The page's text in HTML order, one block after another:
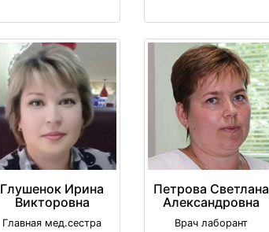
Глушенок Ирина
Викторовна
Главная мед.сестра
Петрова Светлана
Александровна
Врач лаборант